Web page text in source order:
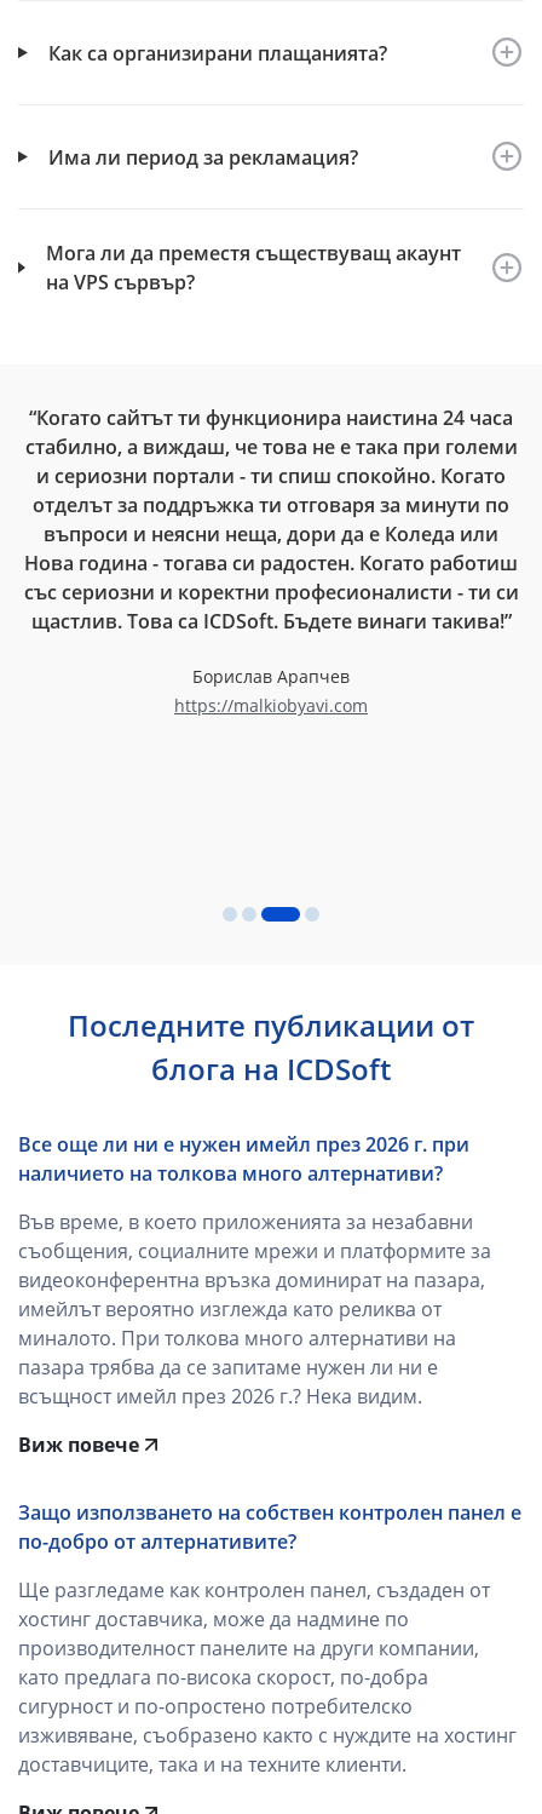
Как са организирани плащанията?
Има ли период за рекламация?
Мога ли да преместя съществуващ акаунт
на VPS сървър?
“Когато сайтът ти функционира наистина 24 часа
стабилно, а виждаш, че това не е така при големи
и сериозни портали - ти спиш спокойно. Когато
отделът за поддръжка ти отговаря за минути по
въпроси и неясни неща, дори да е Коледа или
Нова година - тогава си радостен. Когато работиш
със сериозни и коректни професионалисти - ти си
щастлив. Това са ICDSoft. Бъдете винаги такива!”
Борислав Арапчев
https://malkiobyavi.com
Последните публикации от
блога на ICDSoft
Все още ли ни е нужен имейл през 2026 г. при
наличието на толкова много алтернативи?
Във време, в което приложенията за незабавни
съобщения, социалните мрежи и платформите за
видеоконферентна връзка доминират на пазара,
имейлът вероятно изглежда като реликва от
миналото. При толкова много алтернативи на
пазара трябва да се запитаме нужен ли ни е
всъщност имейл през 2026 г.? Нека видим.
Виж повече
Защо използването на собствен контролен панел е
по-добро от алтернативите?
Ще разгледаме как контролен панел, създаден от
хостинг доставчика, може да надмине по
производителност панелите на други компании,
като предлага по-висока скорост, по-добра
сигурност и по-опростено потребителско
изживяване, съобразено както с нуждите на хостинг
доставчиците, така и на техните клиенти.